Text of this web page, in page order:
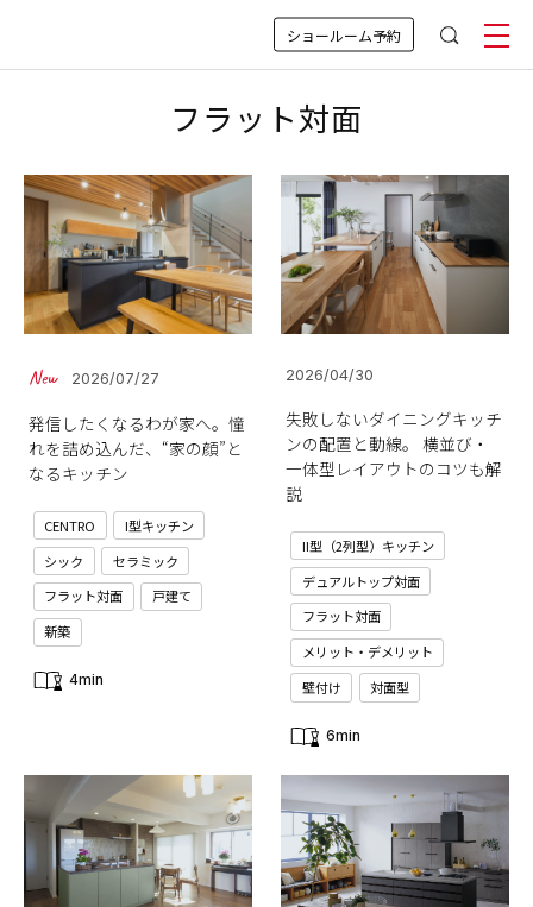
ショールーム予約
フラット対面
2026/07/27
発信したくなるわが家へ。憧
れを詰め込んだ、“家の顔”と
なるキッチン
CENTRO
I型キッチン
シック
セラミック
フラット対面
戸建て
新築
4min
2026/04/30
失敗しないダイニングキッチ
ンの配置と動線。 横並び・
一体型レイアウトのコツも解
説
II型（2列型）キッチン
デュアルトップ対面
フラット対面
メリット・デメリット
壁付け
対面型
6min